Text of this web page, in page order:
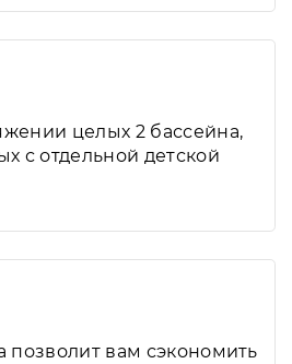
целых 2 бассейна,
с отдельной детской
позволит вам сэкономить